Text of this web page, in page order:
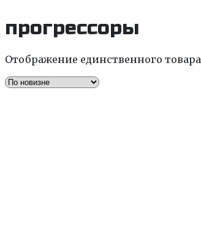
прогрессоры
Отображение единственного товара